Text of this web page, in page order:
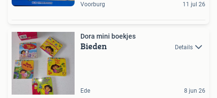
Voorburg 11 jul 26
Dora mini boekjes
Bieden Details
Ede 8 jun 26